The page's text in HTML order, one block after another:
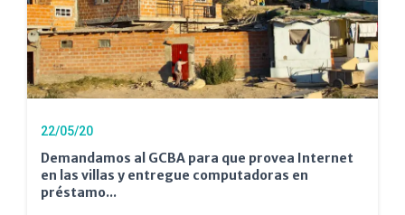
22/05/20
Demandamos al GCBA para que provea Internet
en las villas y entregue computadoras en
préstamo...